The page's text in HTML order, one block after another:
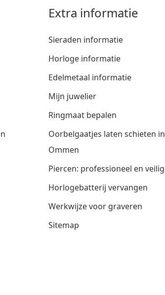
Extra informatie
Sieraden informatie
Horloge informatie
Edelmetaal informatie
Mijn juwelier
Ringmaat bepalen
Oorbelgaatjes laten schieten in
Ommen
Piercen: professioneel en veilig
Horlogebatterij vervangen
Werkwijze voor graveren
Sitemap